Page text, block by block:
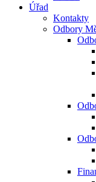
Úřad
Kontakty
Odbory